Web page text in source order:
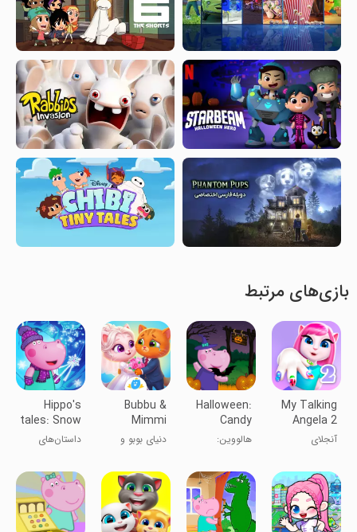
بازی‌های مرتبط
My Talking
Angela 2
آنجلای
Halloween:
Candy
Hunter
هالووین:
Bubbu &
Mimmi
World
دنیای بوبو و
Hippo's
tales: Snow
Queen
داستان‌های